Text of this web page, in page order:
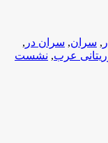
, سران, سران در ,
عرب, نشست